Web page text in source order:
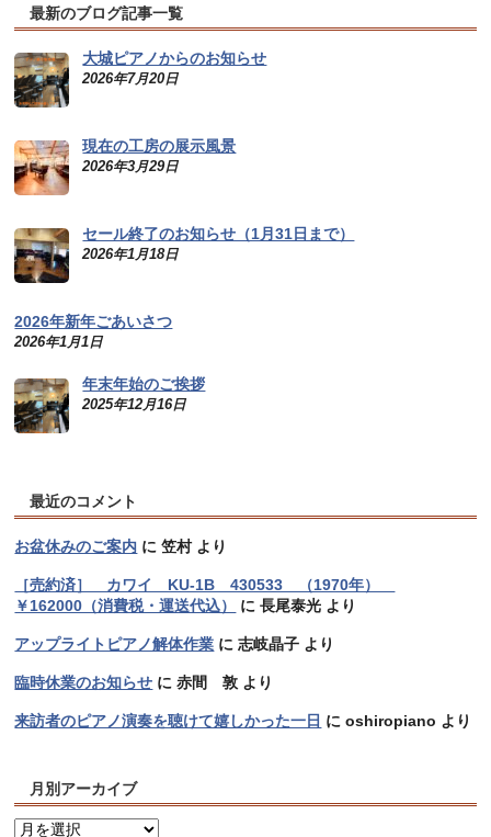
最新のブログ記事一覧
大城ピアノからのお知らせ
2026年7月20日
現在の工房の展示風景
2026年3月29日
セール終了のお知らせ（1月31日まで）
2026年1月18日
2026年新年ごあいさつ
2026年1月1日
年末年始のご挨拶
2025年12月16日
最近のコメント
お盆休みのご案内 に笠村より
［売約済］ カワイ KU-1B 430533 （1970年）
￥162000（消費税・運送代込）
に長尾泰光 より
アップライトピアノ解体作業 に志岐晶子 より
臨時休業のお知らせ に赤間 敦 より
来訪者のピアノ演奏を聴けて嬉しかった一日 にoshiropiano より
月別アーカイブ
月